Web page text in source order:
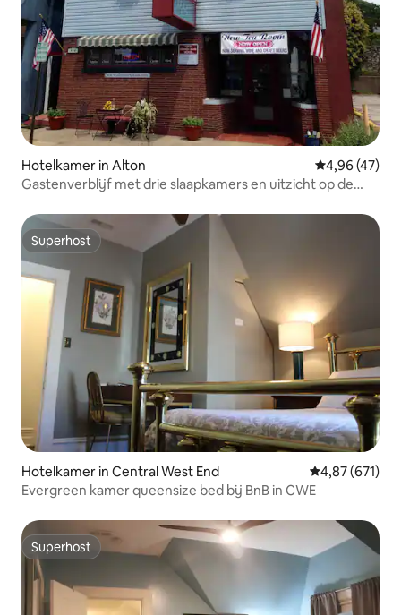
Hotelkamer in Alton Gemiddelde
4,96 (47)
Gastenverblijf met drie slaapkamers en uitzicht op de
Superhost
Superhost
Hotelkamer in Central West End Gemiddelde
4,87 (671)
Evergreen kamer queensize bed bij BnB in CWE
Superhost
Superhost